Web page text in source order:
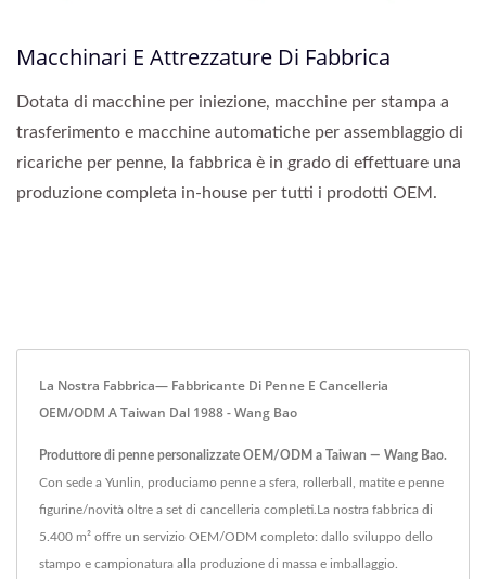
Macchinari E Attrezzature Di Fabbrica
Dotata di macchine per iniezione, macchine per stampa a
trasferimento e macchine automatiche per assemblaggio di
ricariche per penne, la fabbrica è in grado di effettuare una
produzione completa in-house per tutti i prodotti OEM.
La Nostra Fabbrica— Fabbricante Di Penne E Cancelleria
OEM/ODM A Taiwan Dal 1988 - Wang Bao
Produttore di penne personalizzate OEM/ODM a Taiwan — Wang Bao.
Con sede a Yunlin, produciamo penne a sfera, rollerball, matite e penne
figurine/novità oltre a set di cancelleria completi.La nostra fabbrica di
5.400 m² offre un servizio OEM/ODM completo: dallo sviluppo dello
stampo e campionatura alla produzione di massa e imballaggio.